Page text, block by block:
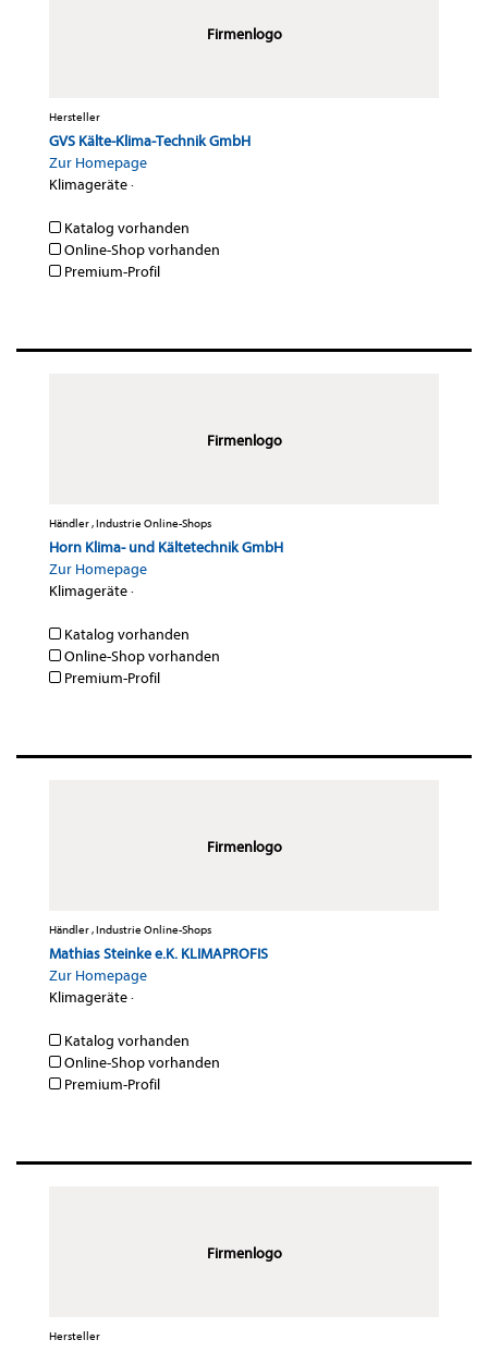
Firmenlogo
Hersteller
GVS Kälte-Klima-Technik GmbH
Zur Homepage
Klimageräte·
Katalog vorhanden
Online-Shop vorhanden
Premium-Profil
Firmenlogo
Händler , Industrie Online-Shops
Horn Klima- und Kältetechnik GmbH
Zur Homepage
Klimageräte·
Katalog vorhanden
Online-Shop vorhanden
Premium-Profil
Firmenlogo
Händler , Industrie Online-Shops
Mathias Steinke e.K. KLIMAPROFIS
Zur Homepage
Klimageräte·
Katalog vorhanden
Online-Shop vorhanden
Premium-Profil
Firmenlogo
Hersteller